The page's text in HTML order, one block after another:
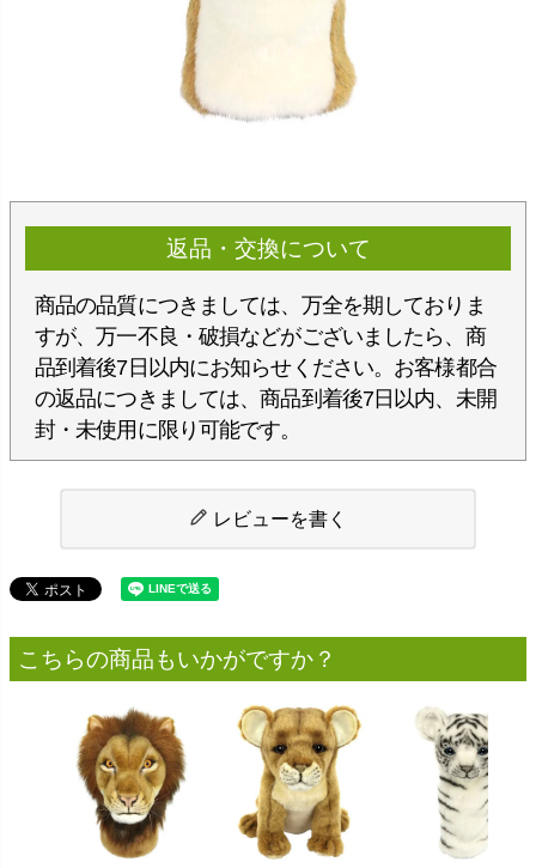
返品・交換について
商品の品質につきましては、万全を期しておりま
すが、万一不良・破損などがございましたら、商
品到着後7日以内にお知らせください。お客様都合
の返品につきましては、商品到着後7日以内、未開
封・未使用に限り可能です。
レビューを書く
こちらの商品もいかがですか？